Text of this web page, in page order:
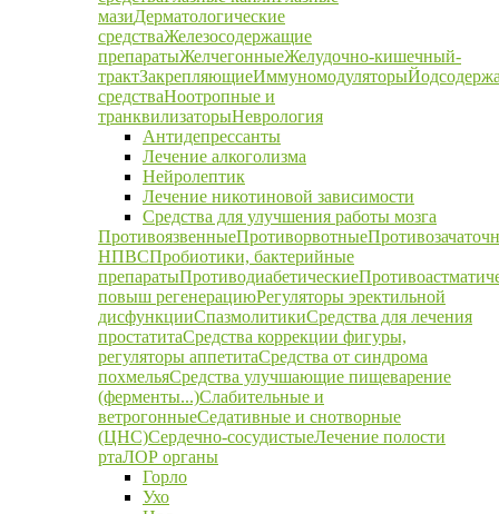
мазиДерматологические
средстваЖелезосодержащие
препаратыЖелчегонныеЖелудочно-кишечный-
трактЗакрепляющиеИммуномодуляторы
средстваНоотропные и
транквилизаторыНеврология
Антидепрессанты
Лечение алкоголизма
Нейролептик
Лечение никотиновой зависимости
Средства для улучшения работы мозга
ПротивоязвенныеПротиворвотные
НПВСПробиотики, бактерийные
препаратыПротиводиабетические
повыш регенерациюРегуляторы эректильной
дисфункцииСпазмолитикиСредства для лечения
простатитаСредства коррекции фигуры,
регуляторы аппетитаСредства от синдрома
похмельяСредства улучшающие пищеварение
(ферменты...)Слабительные и
ветрогонныеСедативные и снотворные
(ЦНС)Сердечно-сосудистыеЛечение полости
ртаЛОР органы
Горло
Ухо